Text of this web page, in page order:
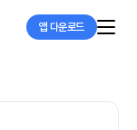
앱 다운로드